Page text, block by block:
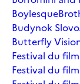
Boylesque
Budynok
Butterfly
Festival du
Festival du